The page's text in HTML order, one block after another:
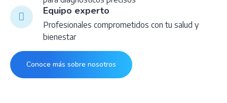
Equipo experto
Profesionales comprometidos con tu salud y
bienestar
Conoce más sobre nosotros